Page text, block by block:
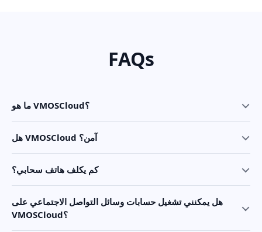
FAQs
ما هو VMOSCloud؟
هل VMOSCloud آمن؟
كم يكلف هاتف سحابي؟
هل يمكنني تشغيل حسابات وسائل التواصل الاجتماعي على
VMOSCloud؟